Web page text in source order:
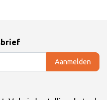
Aanmelden